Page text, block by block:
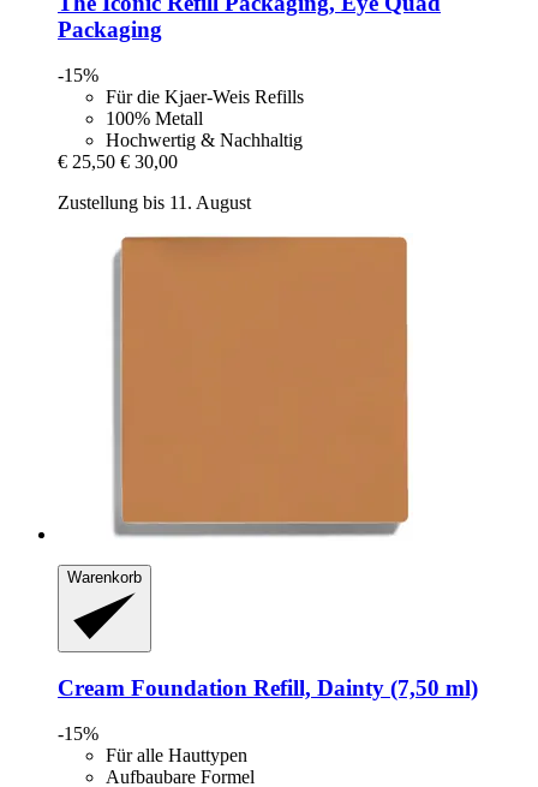
Packaging
-15%
Für die Kjaer-Weis Refills
100% Metall
Hochwertig & Nachhaltig
€ 25,50 € 30,00
Zustellung bis 11. August
Warenkorb
Cream Foundation Refill, Dainty (7,50 ml)
-15%
Für alle Hauttypen
Aufbaubare Formel